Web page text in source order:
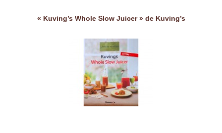
« Kuving’s Whole Slow Juicer » de Kuving’s